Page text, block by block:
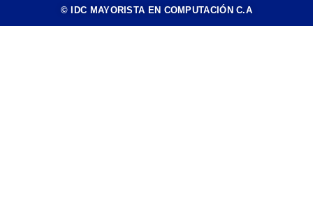
© IDC MAYORISTA EN COMPUTACIÓN C.A